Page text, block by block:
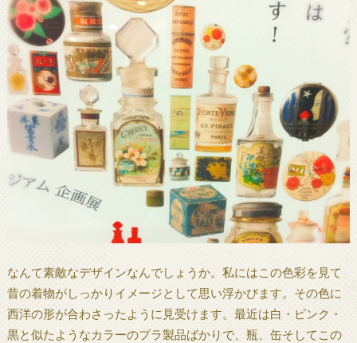
なんて素敵なデザインなんでしょうか。私にはこの色彩を見て
昔の着物がしっかりイメージとして思い浮かびます。その色に
西洋の形が合わさったように見受けます。最近は白・ピンク・
黒と似たようなカラーのプラ製品ばかりで、瓶、缶そしてこの